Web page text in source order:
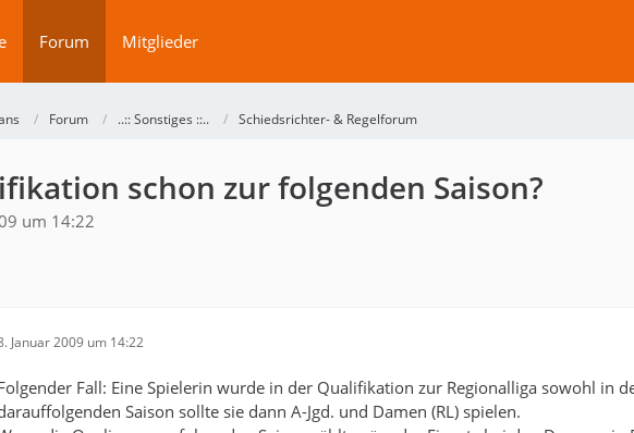
Forum Mitglieder
Forum ..:: Sonstiges ::.. Schiedsrichter- & Regelforum
schon zur folgenden Saison?
um 14:22
Januar 2009 um 14:22
Fall: Eine Spielerin wurde in der Qualifikation zur Regionalliga sowohl in
Saison sollte sie dann A-Jgd. und Damen (RL) spielen.